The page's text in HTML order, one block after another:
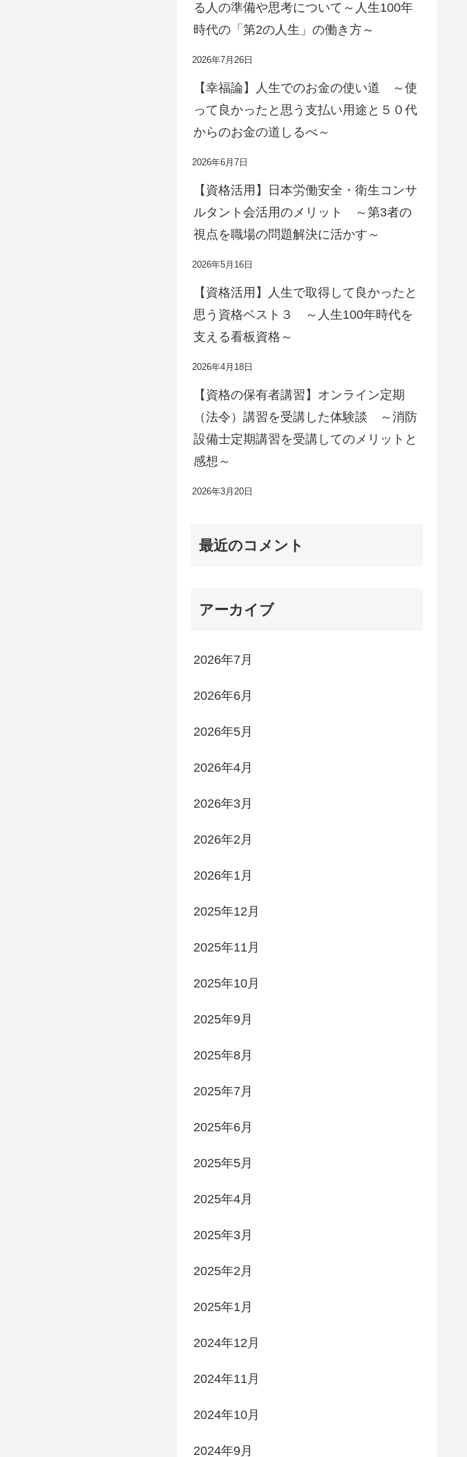
る人の準備や思考について～人生100年
時代の「第2の人生」の働き方～
2026年7月26日
【幸福論】人生でのお金の使い道 ～使
って良かったと思う支払い用途と５０代
からのお金の道しるべ～
2026年6月7日
【資格活用】日本労働安全・衛生コンサ
ルタント会活用のメリット ～第3者の
視点を職場の問題解決に活かす～
2026年5月16日
【資格活用】人生で取得して良かったと
思う資格ベスト３ ～人生100年時代を
支える看板資格～
2026年4月18日
【資格の保有者講習】オンライン定期
（法令）講習を受講した体験談 ～消防
設備士定期講習を受講してのメリットと
感想～
2026年3月20日
最近のコメント
アーカイブ
2026年7月
2026年6月
2026年5月
2026年4月
2026年3月
2026年2月
2026年1月
2025年12月
2025年11月
2025年10月
2025年9月
2025年8月
2025年7月
2025年6月
2025年5月
2025年4月
2025年3月
2025年2月
2025年1月
2024年12月
2024年11月
2024年10月
2024年9月